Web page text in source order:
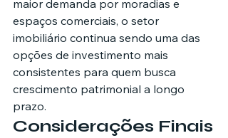
maior demanda por moradias e
espaços comerciais, o setor
imobiliário continua sendo uma das
opções de investimento mais
consistentes para quem busca
crescimento patrimonial a longo
prazo.
Considerações Finais